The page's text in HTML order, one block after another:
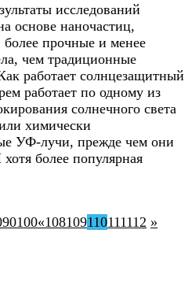
исследований
основе наночастиц,
более прочные и менее
чем традиционные
работает солнцезащитный
работает по одному из
солнечного света
химически
УФ-лучи, прежде чем они
более популярная
90100«108109110111112 »